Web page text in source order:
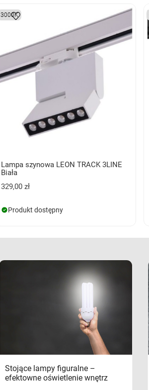
3000K
Lampa szynowa LEON TRACK 3LINE
Biała
329,00 zł
Produkt dostępny
Stojące lampy figuralne –
efektowne oświetlenie wnętrz